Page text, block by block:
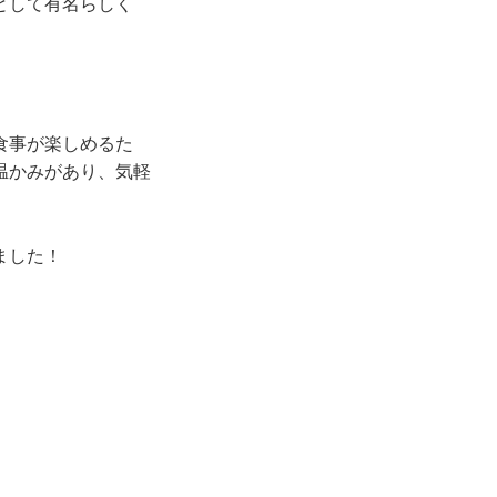
て有名らしく
事が楽しめるた
かみがあり、気軽
た！